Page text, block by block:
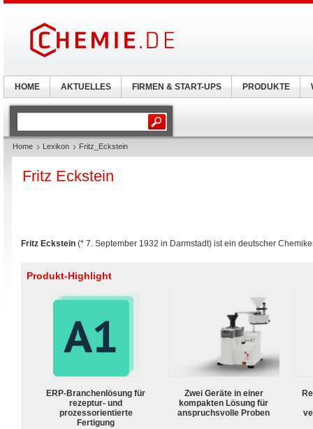
Home Lexikon Fritz_Eckstein
Fritz Eckstein
Fritz Eckstein (* 7. September 1932 in Darmstadt) ist ein deutscher
Produkt-Highlight
ERP-Branchenlösung für
rezeptur- und
prozessorientierte
Fertigung
Zwei Geräte in einer
kompakten Lösung für
anspruchsvolle Proben
HOME AKTUELLES FIRMEN & START-UPS PRODUKTE